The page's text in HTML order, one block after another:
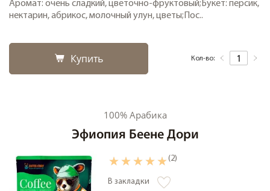
Аромат: очень сладкий, цветочно-фруктовый;Букет: персик,
нектарин, абрикос, молочный улун, цветы;Пос..
Купить Кол-во:
100% Арабика
Эфиопия Беене Дори
(2)
В закладки